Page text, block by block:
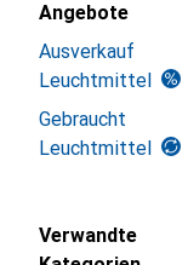
Angebote
Ausverkauf
Leuchtmittel
Gebraucht
Leuchtmittel
Verwandte